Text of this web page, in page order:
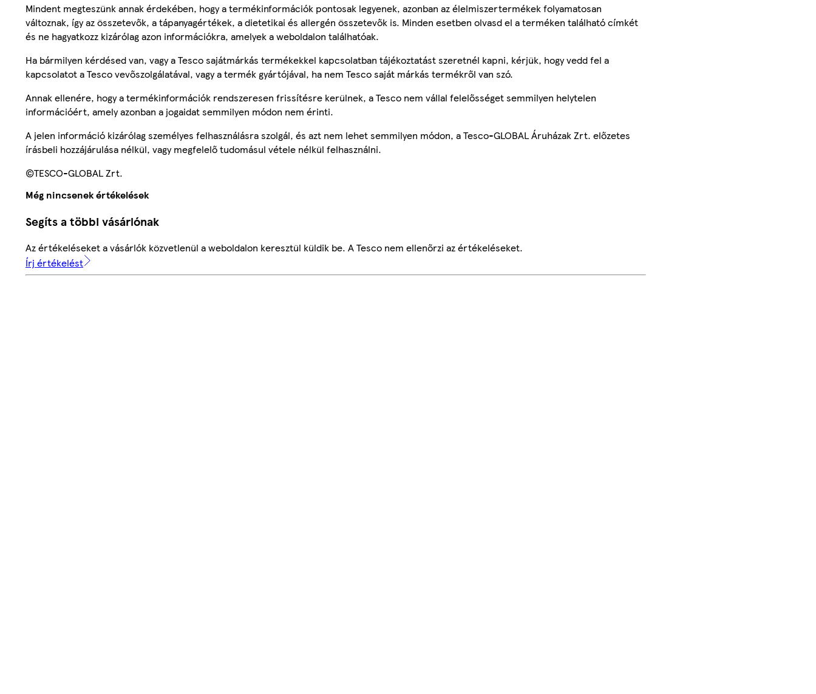
Mindent megteszünk annak érdekében, hogy a termékinformációk pontosak legyenek, azonban az élelmiszertermékek folyamatosan
változnak, így az összetevők, a tápanyagértékek, a dietetikai és allergén összetevők is. Minden esetben olvasd el a terméken található címkét
és ne hagyatkozz kizárólag azon információkra, amelyek a weboldalon találhatóak.
Ha bármilyen kérdésed van, vagy a Tesco sajátmárkás termékekkel kapcsolatban tájékoztatást szeretnél kapni, kérjük, hogy vedd fel a
kapcsolatot a Tesco vevőszolgálatával, vagy a termék gyártójával, ha nem Tesco saját márkás termékről van szó.
Annak ellenére, hogy a termékinformációk rendszeresen frissítésre kerülnek, a Tesco nem vállal felelősséget semmilyen helytelen
információért, amely azonban a jogaidat semmilyen módon nem érinti.
A jelen információ kizárólag személyes felhasználásra szolgál, és azt nem lehet semmilyen módon, a Tesco-GLOBAL Áruházak Zrt. előzetes
írásbeli hozzájárulása nélkül, vagy megfelelő tudomásul vétele nélkül felhasználni.
©TESCO-GLOBAL Zrt.
Még nincsenek értékelések
Segíts a többi vásárlónak
Az értékeléseket a vásárlók közvetlenül a weboldalon keresztül küldik be. A Tesco nem ellenőrzi az értékeléseket.
Írj értékelést